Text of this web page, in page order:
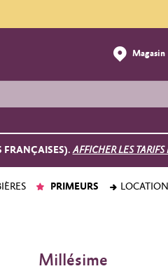
Magasin
FRANÇAISES).AFFICHER LES
PRIMEURS
Millésime